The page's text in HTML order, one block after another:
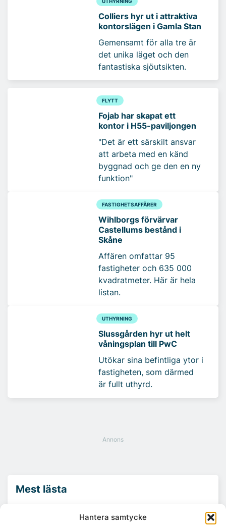
Hantera samtycke
Colliers hyr ut i attraktiva
kontorslägen i Gamla Stan
Gemensamt för alla tre är
det unika läget och den
fantastiska sjöutsikten.
FLYTT
Fojab har skapat ett
kontor i H55-paviljongen
"Det är ett särskilt ansvar
att arbeta med en känd
byggnad och ge den en ny
funktion"
FASTIGHETSAFFÄRER
Wihlborgs förvärvar
Castellums bestånd i
Skåne
Affären omfattar 95
fastigheter och 635 000
kvadratmeter. Här är hela
listan.
UTHYRNING
Slussgården hyr ut helt
våningsplan till PwC
Utökar sina befintliga ytor i
fastigheten, som därmed
är fullt uthyrd.
Mest lästa
Platzer utvecklar nytt logistikområde –